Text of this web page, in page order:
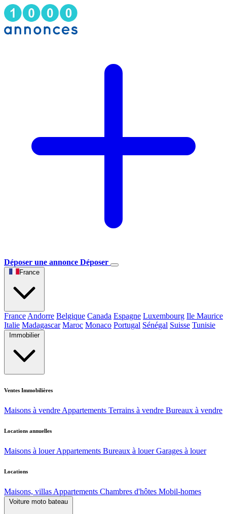
Déposer une annonce Déposer
France
France Andorre Belgique Canada Espagne Luxembourg Ile Maurice
Italie Madagascar Maroc Monaco Portugal Sénégal Suisse Tunisie
Immobilier
Ventes Immobilières
Maisons à vendre Appartements Terrains à vendre Bureaux à vendre
Locations annuelles
Maisons à louer Appartements Bureaux à louer Garages à louer
Locations
Maisons, villas Appartements Chambres d'hôtes Mobil-homes
Voiture moto bateau